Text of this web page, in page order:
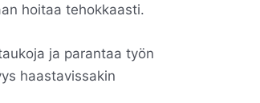
hoitaa tehokkaasti.
ja parantaa työn
haastavissakin